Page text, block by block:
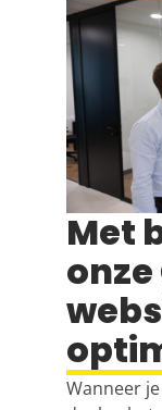
Met
onze
Wanneer